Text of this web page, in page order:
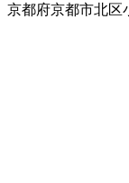
京都府京都市北区